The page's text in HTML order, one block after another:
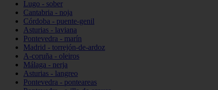
Lugo - sober
Cantabria - noja
Córdoba - puente-genil
Asturias - laviana
Pontevedra - marín
Madrid - torrejón-de-ardoz
A-coruña - oleiros
Málaga - nerja
Asturias - langreo
Pontevedra - ponteareas